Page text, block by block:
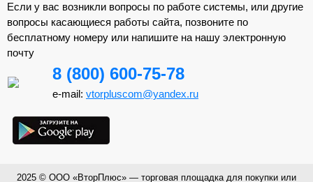
Если у вас возникли вопросы по работе системы, или другие
вопросы касающиеся работы сайта, позвоните по
бесплатному номеру или напишите на нашу электронную
почту
8 (800) 600-75-78
e-mail: vtorpluscom@yandex.ru
2025 © ООО «ВторПлюс» — торговая площадка для покупки или